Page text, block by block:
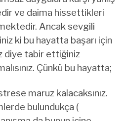
ve daima hissettikleri
Ancak sevgili
ki bu hayatta başarı için
diye tabir ettiğiniz
Çünkü bu hayatta;
maruz kalacaksınız.
bulundukça (